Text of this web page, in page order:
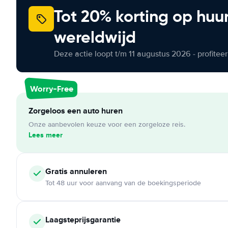
Tot 20% korting op
wereldwijd
Deze actie loopt t/m 11 augustus 2026 -
Worry-Free
Zorgeloos een auto huren
Onze aanbevolen keuze voor een zorgeloze reis.
Lees meer
Gratis annuleren
Tot 48 uur voor aanvang van de boekingsperiode
Laagsteprijsgarantie